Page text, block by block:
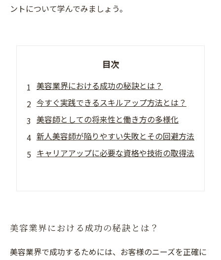
ントについて学んでみましょう。
目次
美容業界における成功の秘訣とは？
今すぐ実践できるスキルアップ方法とは？
美容師としての将来性と働き方の多様化
新人美容師が陥りやすい失敗とその回避方法
キャリアアップに必要な資格や技術の取得法
美容業界における成功の秘訣とは？
美容業界で成功するためには、お客様のニーズを正確に